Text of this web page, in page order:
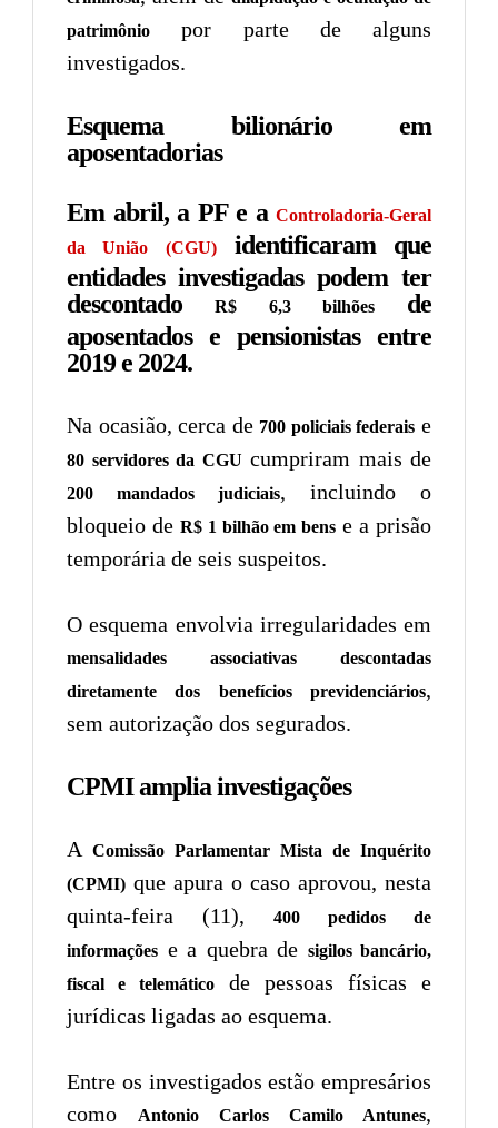
patrimônio
por parte de alguns
investigados.
Esquema bilionário em
aposentadorias
Em abril, a PF e a Controladoria-Geral
da União (CGU)
identificaram que
entidades investigadas podem ter
descontadoR$ 6,3 bilhõesde
aposentados e pensionistas entre
2019 e 2024.
Na ocasião, cerca de 700 policiais federais e
80 servidores da CGU cumpriram mais de
200 mandados judiciais, incluindo o
bloqueio de R$ 1 bilhão em bens e a prisão
temporária de seis suspeitos.
O esquema envolvia irregularidades em
mensalidades associativas descontadas
diretamente dos benefícios previdenciários,
sem autorização dos segurados.
CPMI amplia investigações
A Comissão Parlamentar Mista de Inquérito
(CPMI) que apura o caso aprovou, nesta
quinta-feira (11),
400 pedidos de
informações e a quebra de sigilos bancário,
fiscal e telemático
de pessoas físicas e
jurídicas ligadas ao esquema.
Entre os investigados estão empresários
como
Antonio Carlos Camilo Antunes,